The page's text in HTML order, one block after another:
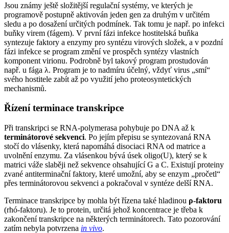
Jsou známy ještě složitější regulační systémy, ve kterých je
programově postupně aktivován jeden gen za druhým v určitém
sledu a po dosažení určitých podmínek. Tak tomu je např. po infekci
buňky virem (fágem). V první fázi infekce hostitelská buňka
syntezuje faktory a enzymy pro syntézu virových složek, a v pozdní
fázi infekce se program změní ve prospěch syntézy vlastních
komponent virionu. Podrobně byl takový program prostudován
např. u fága λ. Program je to nadmíru účelný, vždyť virus „smí“
svého hostitele zabít až po využití jeho proteosyntetických
mechanismů.
Řízení terminace transkripce
Při transkripci se RNA-polymerasa pohybuje po DNA až k
terminátorové sekvenci. Po jejím přepisu se syntezovaná RNA
stočí do vlásenky, která napomáhá disociaci RNA od matrice a
uvolnění enzymu. Za vlásenkou bývá úsek oligo(U), který se k
matrici váže slaběji než sekvence ohsahující G a C. Existují proteiny
zvané antiterminační faktory, které umožní, aby se enzym „pročetl“
přes terminátorovou sekvenci a pokračoval v syntéze delší RNA.
Terminace transkripce by mohla být řízena také hladinou ρ-faktoru
(rhó-faktoru). Je to protein, určitá jehož koncentrace je třeba k
zakončení transkripce na některých terminátorech. Tato pozorování
zatím nebyla potvrzena in vivo.